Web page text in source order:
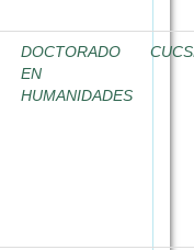
DOCTORADO
EN
HUMANIDADES